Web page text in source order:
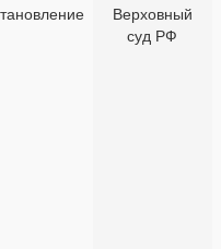
Верховный
суд РФ